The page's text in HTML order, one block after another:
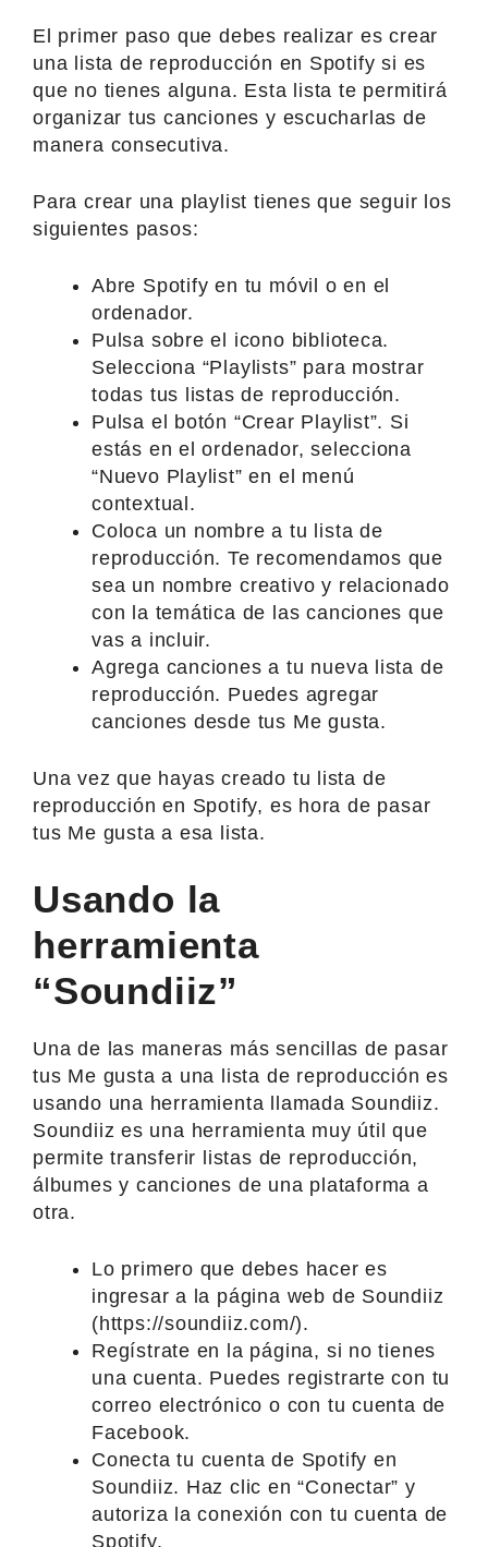
El primer paso que debes realizar es crear
una lista de reproducción en Spotify si es
que no tienes alguna. Esta lista te permitirá
organizar tus canciones y escucharlas de
manera consecutiva.
Para crear una playlist tienes que seguir los
siguientes pasos:
Abre Spotify en tu móvil o en el
ordenador.
Pulsa sobre el icono biblioteca.
Selecciona “Playlists” para mostrar
todas tus listas de reproducción.
Pulsa el botón “Crear Playlist”. Si
estás en el ordenador, selecciona
“Nuevo Playlist” en el menú
contextual.
Coloca un nombre a tu lista de
reproducción. Te recomendamos que
sea un nombre creativo y relacionado
con la temática de las canciones que
vas a incluir.
Agrega canciones a tu nueva lista de
reproducción. Puedes agregar
canciones desde tus Me gusta.
Una vez que hayas creado tu lista de
reproducción en Spotify, es hora de pasar
tus Me gusta a esa lista.
Usando la
herramienta
“Soundiiz”
Una de las maneras más sencillas de pasar
tus Me gusta a una lista de reproducción es
usando una herramienta llamada Soundiiz.
Soundiiz es una herramienta muy útil que
permite transferir listas de reproducción,
álbumes y canciones de una plataforma a
otra.
Lo primero que debes hacer es
ingresar a la página web de Soundiiz
(https://soundiiz.com/).
Regístrate en la página, si no tienes
una cuenta. Puedes registrarte con tu
correo electrónico o con tu cuenta de
Facebook.
Conecta tu cuenta de Spotify en
Soundiiz. Haz clic en “Conectar” y
autoriza la conexión con tu cuenta de
Spotify.